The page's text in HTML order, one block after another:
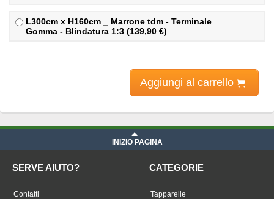
L300cm x H160cm _ Marrone tdm - Terminale
Gomma - Blindatura 1:3 (139,90 €)
Aggiungi al carrello
INIZIO PAGINA
SERVE AIUTO?
Contatti
CATEGORIE
Tapparelle